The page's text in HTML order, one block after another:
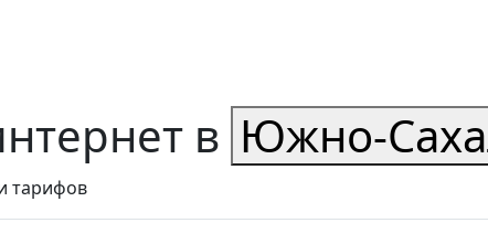
в Южно-
тарифов